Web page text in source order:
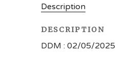
Description
DESCRIPTION
DDM : 02/05/2025